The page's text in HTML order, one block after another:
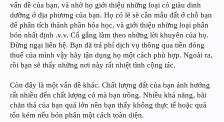
vấn đề của bạn, và nhờ họ giới thiệu những loại cỏ giàu dinh
dưỡng ở địa phương của bạn. Họ có lẽ sẽ cần mẫu đất ở chỗ bạn
để phân tích thành phần hóa học, và giới thiệu những loại phân
bón nhất định .v.v. Cố gắng làm theo những lời khuyên của họ.
Đừng ngại liên hệ. Bạn đã trả phí dịch vụ thông qua tiền đóng
thuế của mình vậy hãy tận dụng họ một cách phù hợp. Ngoài ra,
rồi bạn sẽ thấy những nơi này rất nhiệt tình cộng tác.
Còn đây là một vấn đề khác. Chất lượng đất của bạn ảnh hưởng
rất nhiều đến chất lượng cỏ mà bạn trồng. Nhiều khả năng, bãi
chăn thả của bạn quá lớn nên bạn thấy không thực tế hoặc quá
tốn kém nếu bón phân một cách toàn diện.